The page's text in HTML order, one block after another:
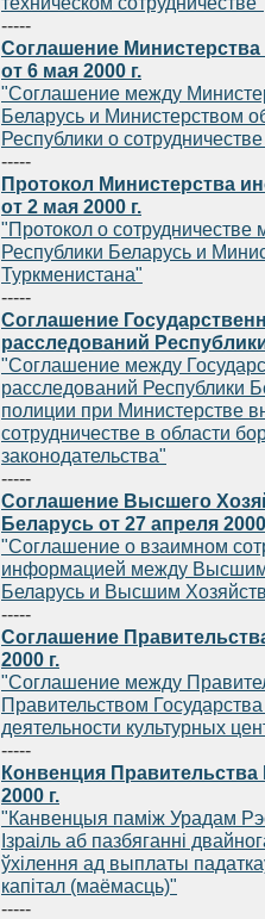
-----
Соглашение
от 6 мая 2000 г.
"Соглашение между
Беларусь и Министерством
Республики о
-----
Протокол Министерства
от 2 мая 2000 г.
"Протокол о
Республики Беларусь и
Туркменистана"
-----
Соглашение
расследований
"Соглашение между
расследований Республики
полиции при Министерстве
сотрудничестве в области
законодательства"
-----
Соглашение Высшего
Беларусь от 27 апреля 2000
"Соглашение о взаимном
информацией между
Беларусь и Высшим
-----
Соглашение
2000 г.
"Соглашение между
Правительством
деятельности культурных
-----
Конвенция Правительства
2000 г.
"Канвенцыя памiж Урадам
Iзраiль аб пазбяганнi
ўхiлення ад выплаты
капiтал (маёмасць)"
-----